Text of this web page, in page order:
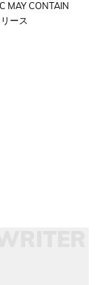
MAY CONTAIN
ース